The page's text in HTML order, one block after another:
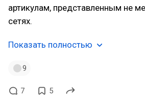
артикулам, представленным не
сетях.
Показать полностью
9
7 5